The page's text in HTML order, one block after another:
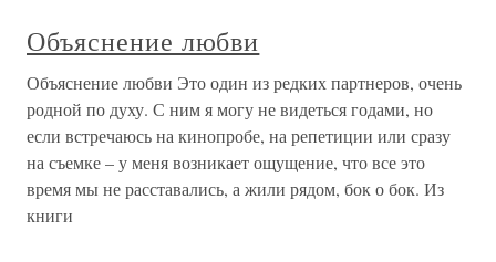
Объяснение любви
Объяснение любви Это один из редких партнеров, очень
родной по духу. С ним я могу не видеться годами, но
если встречаюсь на кинопробе, на репетиции или сразу
на съемке – у меня возникает ощущение, что все это
время мы не расставались, а жили рядом, бок о бок. Из
книги